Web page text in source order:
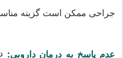
جراحی ممکن است گزینه
عدم پاسخ به درمان دارویی: